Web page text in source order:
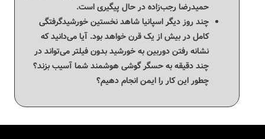
حمیدرضا رجب‌زاده در حال پیگیری است.
چند روز دیگر اسپانیا شاهد نخستین خورشیدگرفتگی
کامل در بیش از یک قرن خواهد بود. آیا می‌دانید که
نشانه رفتن دوربین به خورشید بدون فیلتر می‌تواند در
چند دقیقه به حسگر گوشی هوشمند شما آسیب بزند؟
چطور این کار را ایمن انجام دهیم؟